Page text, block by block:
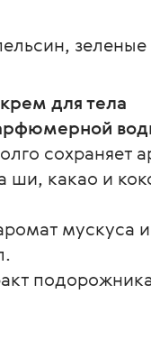
для тела
сохраняет
ши, какао и
мускуса